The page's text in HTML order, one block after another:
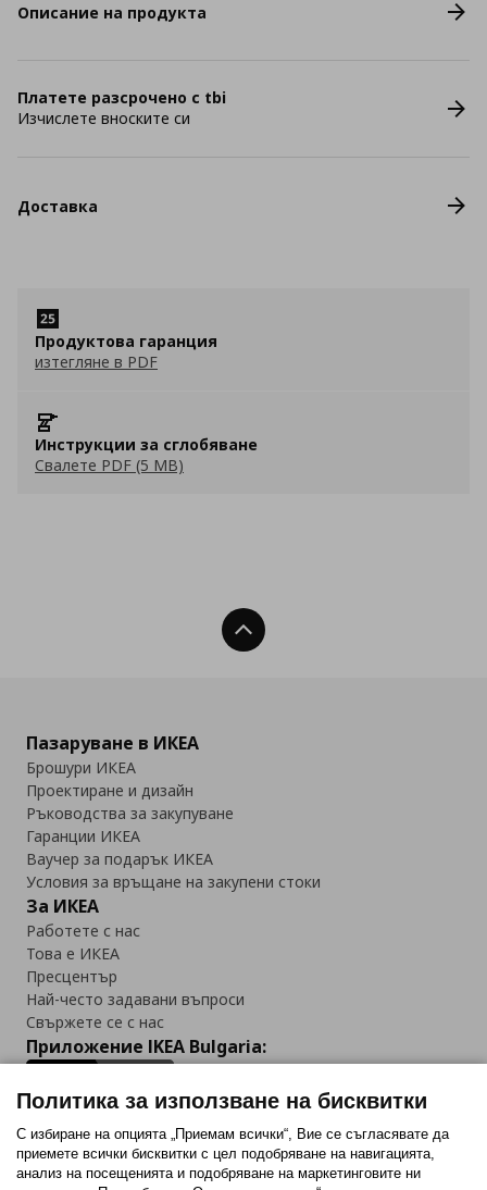
Описание на продукта
Платете разсрочено с tbi
Изчислете вноските си
Доставка
Продуктова гаранция
изтегляне в PDF
Инструкции за сглобяване
Свалете PDF (5 MB)
Нагоре
Пазаруване в ИКЕА
Брошури ИКЕА
Проектиране и дизайн
Ръководства за закупуване
Гаранции ИКЕА
Ваучер за подарък ИКЕА
Условия за връщане на закупени стоки
За ИКЕА
Работете с нас
Това е ИКЕА
Пресцентър
Най-често задавани въпроси
Свържете се с нас
Приложение IKEA Bulgaria:
Последвайте ни:
Политика за използване на бисквитки
С избиране на опцията „Приемам всички“, Вие се съгласявате да
приемете всички бисквитки с цел подобряване на навигацията,
анализ на посещенията и подобряване на маркетинговите ни